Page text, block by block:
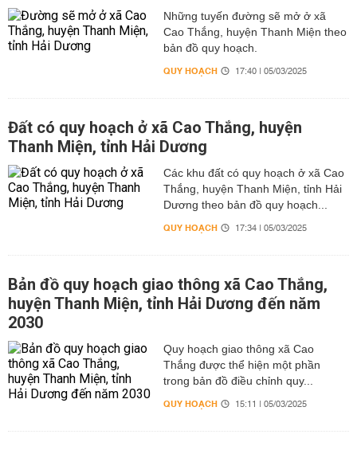
Những tuyến đường sẽ mở ở xã
Cao Thắng, huyện Thanh Miện theo
bản đồ quy hoạch.
QUY HOẠCH 17:40 | 05/03/2025
Đất có quy hoạch ở xã Cao Thắng, huyện
Thanh Miện, tỉnh Hải Dương
Các khu đất có quy hoạch ở xã Cao
Thắng, huyện Thanh Miện, tỉnh Hải
Dương theo bản đồ quy hoạch...
QUY HOẠCH 17:34 | 05/03/2025
Bản đồ quy hoạch giao thông xã Cao Thắng,
huyện Thanh Miện, tỉnh Hải Dương đến năm
2030
Quy hoạch giao thông xã Cao
Thắng được thể hiện một phần
trong bản đồ điều chỉnh quy...
QUY HOẠCH 15:11 | 05/03/2025